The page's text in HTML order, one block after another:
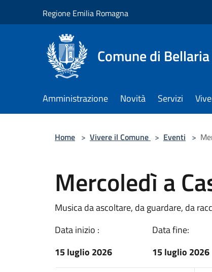
Regione Emilia Romagna
Comune di
Amministrazione Novità Servizi
Home > Vivere il Comune > Eventi >
Mercoledì a
Musica da ascoltare, da guardare, da
Data inizio :
15 luglio 2026
Data fine:
15 luglio 2026